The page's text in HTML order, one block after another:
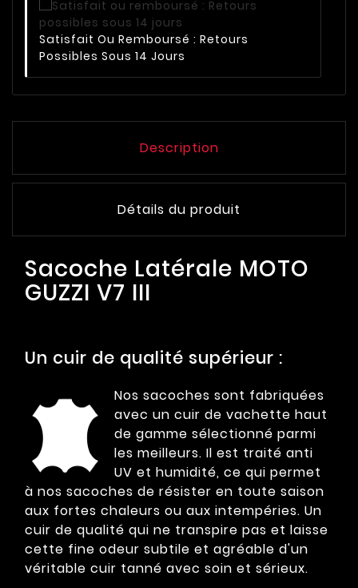
Satisfait Ou Remboursé : Retours
Possibles Sous 14 Jours
Description
Détails du produit
Sacoche Latérale MOTO
GUZZI V7 III
Un cuir de qualité supérieur :
Nos sacoches sont fabriquées
avec un cuir de vachette haut
de gamme sélectionné parmi
les meilleurs. Il est traité anti
UV et humidité, ce qui permet
à nos sacoches de résister en toute saison
aux fortes chaleurs ou aux intempéries. Un
cuir de qualité qui ne transpire pas et laisse
cette fine odeur subtile et agréable d'un
véritable cuir tanné avec soin et sérieux.